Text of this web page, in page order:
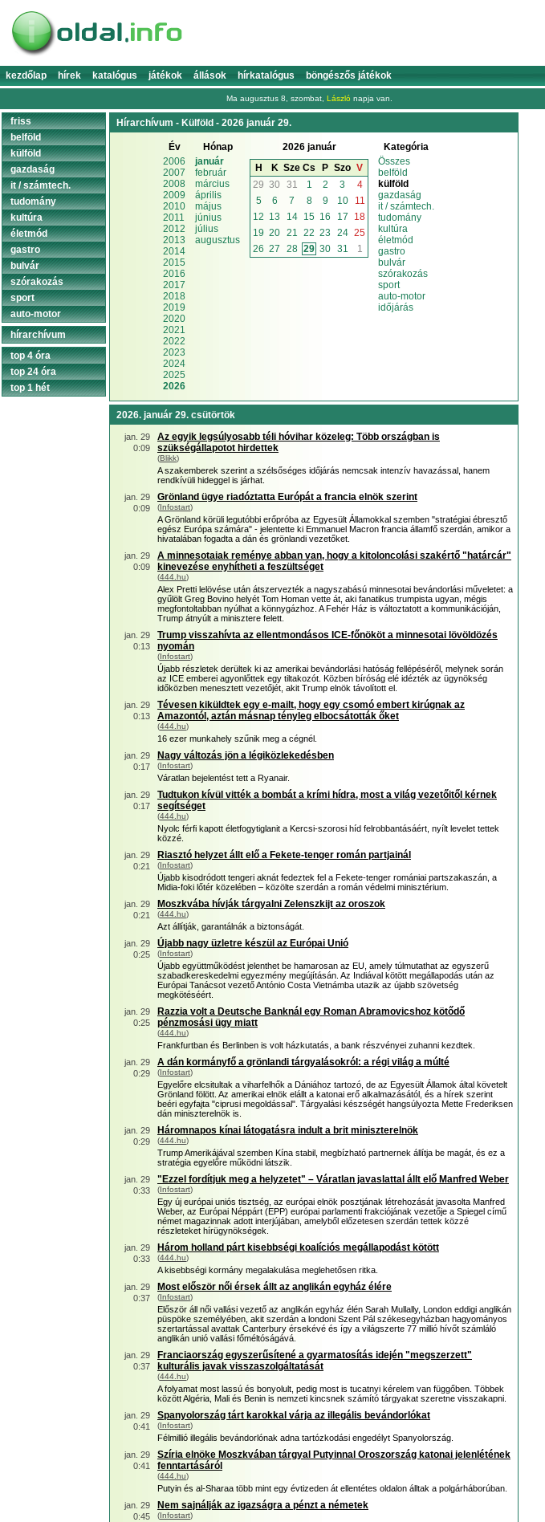
kezdőlap hírek katalógus játékok állások hírkatalógus böngészős játékok
Ma augusztus 8, szombat, László napja van.
Hírarchívum - Külföld - 2026 január 29.
Év
2006
2007
2008
2009
2010
2011
2012
2013
2014
2015
2016
2017
2018
2019
2020
2021
2022
2023
2024
2025
2026
Hónap
január
február
március
április
május
június
július
augusztus
2026 január
H
K Sze Cs P Szo V
29 30 31 1 2 3
4
5
6 7 8 9 10
11
12 13 14 15 16 17
18
19 20 21 22 23 24 25
26 27 28 29 30 31 1
Kategória
Összes
belföld
külföld
gazdaság
it / számtech.
tudomány
kultúra
életmód
gastro
bulvár
szórakozás
sport
auto-motor
időjárás
2026. január 29. csütörtök
jan. 29
0:09
Az egyik legsúlyosabb téli hóvihar közeleg: Több országban is
szükségállapotot hirdettek
(Blikk)
A szakemberek szerint a szélsőséges időjárás nemcsak intenzív havazással, hanem
rendkívüli hideggel is járhat.
jan. 29
0:09
Grönland ügye riadóztatta Európát a francia elnök szerint
(Infostart)
A Grönland körüli legutóbbi erőpróba az Egyesült Államokkal szemben "stratégiai ébresztő
egész Európa számára" - jelentette ki Emmanuel Macron francia államfő szerdán, amikor a
hivatalában fogadta a dán és grönlandi vezetőket.
jan. 29
0:09
A minnesotaiak reménye abban van, hogy a kitoloncolási szakértő "határcár"
kinevezése enyhítheti a feszültséget
(444.hu)
Alex Pretti lelövése után átszervezték a nagyszabású minnesotai bevándorlási műveletet: a
gyűlölt Greg Bovino helyét Tom Homan vette át, aki fanatikus trumpista ugyan, mégis
megfontoltabban nyúlhat a könnygázhoz. A Fehér Ház is változtatott a kommunikációján,
Trump átnyúlt a minisztere felett.
jan. 29
0:13
Trump visszahívta az ellentmondásos ICE-főnököt a minnesotai lövöldözés
nyomán
(Infostart)
Újabb részletek derültek ki az amerikai bevándorlási hatóság fellépéséről, melynek során
az ICE emberei agyonlőttek egy tiltakozót. Közben bíróság elé idézték az ügynökség
időközben menesztett vezetőjét, akit Trump elnök távolított el.
jan. 29
0:13
Tévesen kiküldtek egy e-mailt, hogy egy csomó embert kirúgnak az
Amazontól, aztán másnap tényleg elbocsátották őket
(444.hu)
16 ezer munkahely szűnik meg a cégnél.
jan. 29
0:17
Nagy változás jön a légiközlekedésben
(Infostart)
Váratlan bejelentést tett a Ryanair.
jan. 29
0:17
Tudtukon kívül vitték a bombát a krími hídra, most a világ vezetőitől kérnek
segítséget
(444.hu)
Nyolc férfi kapott életfogytiglanit a Kercsi-szorosi híd felrobbantásáért, nyílt levelet tettek
közzé.
jan. 29
0:21
Riasztó helyzet állt elő a Fekete-tenger román partjainál
(Infostart)
Újabb kisodródott tengeri aknát fedeztek fel a Fekete-tenger romániai partszakaszán, a
Midia-foki lőtér közelében – közölte szerdán a román védelmi minisztérium.
jan. 29
0:21
Moszkvába hívják tárgyalni Zelenszkijt az oroszok
(444.hu)
Azt állítják, garantálnák a biztonságát.
jan. 29
0:25
Újabb nagy üzletre készül az Európai Unió
(Infostart)
Újabb együttműködést jelenthet be hamarosan az EU, amely túlmutathat az egyszerű
szabadkereskedelmi egyezmény megújításán. Az Indiával kötött megállapodás után az
Európai Tanácsot vezető António Costa Vietnámba utazik az újabb szövetség
megkötéséért.
jan. 29
0:25
Razzia volt a Deutsche Banknál egy Roman Abramovicshoz kötődő
pénzmosási ügy miatt
(444.hu)
Frankfurtban és Berlinben is volt házkutatás, a bank részvényei zuhanni kezdtek.
jan. 29
0:29
A dán kormányfő a grönlandi tárgyalásokról: a régi világ a múlté
(Infostart)
Egyelőre elcsitultak a viharfelhők a Dániához tartozó, de az Egyesült Államok által követelt
Grönland fölött. Az amerikai elnök elállt a katonai erő alkalmazásától, és a hírek szerint
beéri egyfajta "ciprusi megoldással". Tárgyalási készségét hangsúlyozta Mette Frederiksen
dán miniszterelnök is.
jan. 29
0:29
Háromnapos kínai látogatásra indult a brit miniszterelnök
(444.hu)
Trump Amerikájával szemben Kína stabil, megbízható partnernek állítja be magát, és ez a
stratégia egyelőre működni látszik.
jan. 29
0:33
"Ezzel fordítjuk meg a helyzetet" – Váratlan javaslattal állt elő Manfred Weber
(Infostart)
Egy új európai uniós tisztség, az európai elnök posztjának létrehozását javasolta Manfred
Weber, az Európai Néppárt (EPP) európai parlamenti frakciójának vezetője a Spiegel című
német magazinnak adott interjújában, amelyből előzetesen szerdán tettek közzé
részleteket hírügynökségek.
jan. 29
0:33
Három holland párt kisebbségi koalíciós megállapodást kötött
(444.hu)
A kisebbségi kormány megalakulása meglehetősen ritka.
jan. 29
0:37
Most először női érsek állt az anglikán egyház élére
(Infostart)
Először áll női vallási vezető az anglikán egyház élén Sarah Mullally, London eddigi anglikán
püspöke személyében, akit szerdán a londoni Szent Pál székesegyházban hagyományos
szertartással avattak Canterbury érsekévé és így a világszerte 77 millió hívőt számláló
anglikán unió vallási főméltóságává.
jan. 29
0:37
Franciaország egyszerűsítené a gyarmatosítás idején "megszerzett"
kulturális javak visszaszolgáltatását
(444.hu)
A folyamat most lassú és bonyolult, pedig most is tucatnyi kérelem van függőben. Többek
között Algéria, Mali és Benin is nemzeti kincsnek számító tárgyakat szeretne visszakapni.
jan. 29
0:41
Spanyolország tárt karokkal várja az illegális bevándorlókat
(Infostart)
Félmillió illegális bevándorlónak adna tartózkodási engedélyt Spanyolország.
jan. 29
0:41
Szíria elnöke Moszkvában tárgyal Putyinnal Oroszország katonai jelenlétének
fenntartásáról
(444.hu)
Putyin és al-Sharaa több mint egy évtizeden át ellentétes oldalon álltak a polgárháborúban.
jan. 29
0:45
Nem sajnálják az igazságra a pénzt a németek
(Infostart)
friss
belföld
külföld
gazdaság
it / számtech.
tudomány
kultúra
életmód
gastro
bulvár
szórakozás
sport
auto-motor
hírarchívum
top 4 óra
top 24 óra
top 1 hét